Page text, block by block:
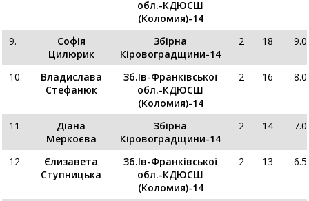
обл.-КДЮСШ
(Коломия)-14
9.
Софія
Цилюрик
Збірна
Кіровоградщини-14
2 18
10.
Владислава
Стефанюк
Зб.Ів-Франківської
обл.-КДЮСШ
(Коломия)-14
2 16
11.
Діана
Меркоєва
Збірна
Кіровоградщини-14
2 14
12.
Єлизавета
Ступницька
Зб.Ів-Франківської
обл.-КДЮСШ
(Коломия)-14
2 13